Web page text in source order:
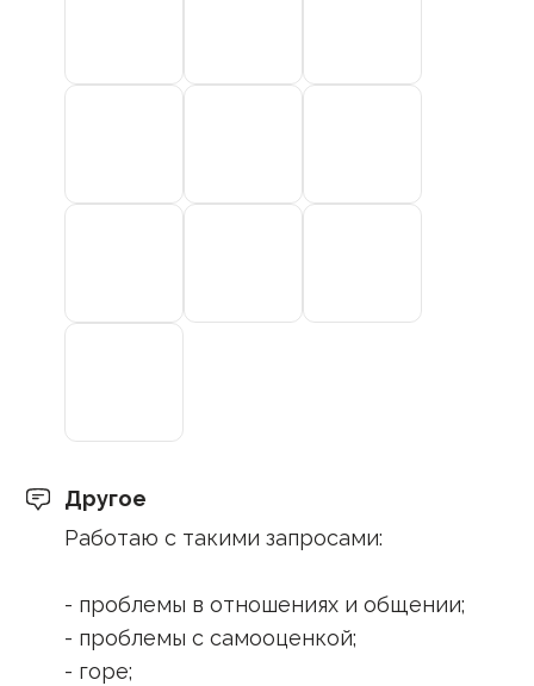
Другое
Работаю с такими запросами:
- проблемы в отношениях и общении;
- проблемы с самооценкой;
- горе;